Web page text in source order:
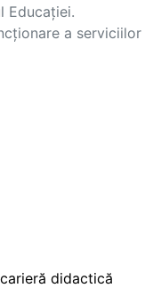
Educației.
a serviciilor
didactică